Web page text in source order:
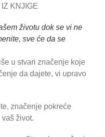
KNJIGE
životu dok se vi ne
sve će da se
u stvari značenje koje
da dajete, vi upravo
značenje pokreće
život.